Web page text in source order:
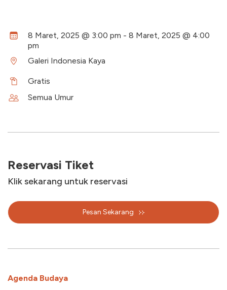
8 Maret, 2025 @ 3:00 pm - 8 Maret, 2025 @ 4:00
pm
Galeri Indonesia Kaya
Gratis
Semua Umur
Reservasi Tiket
Klik sekarang untuk reservasi
Pesan Sekarang
Agenda Budaya